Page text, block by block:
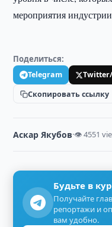
мероприятия
Поделиться:
Telegram
Скопировать ссылку
Аскар Якубов·👁 4551
Будьте в
Получайте
репортажи и
вам удобно.